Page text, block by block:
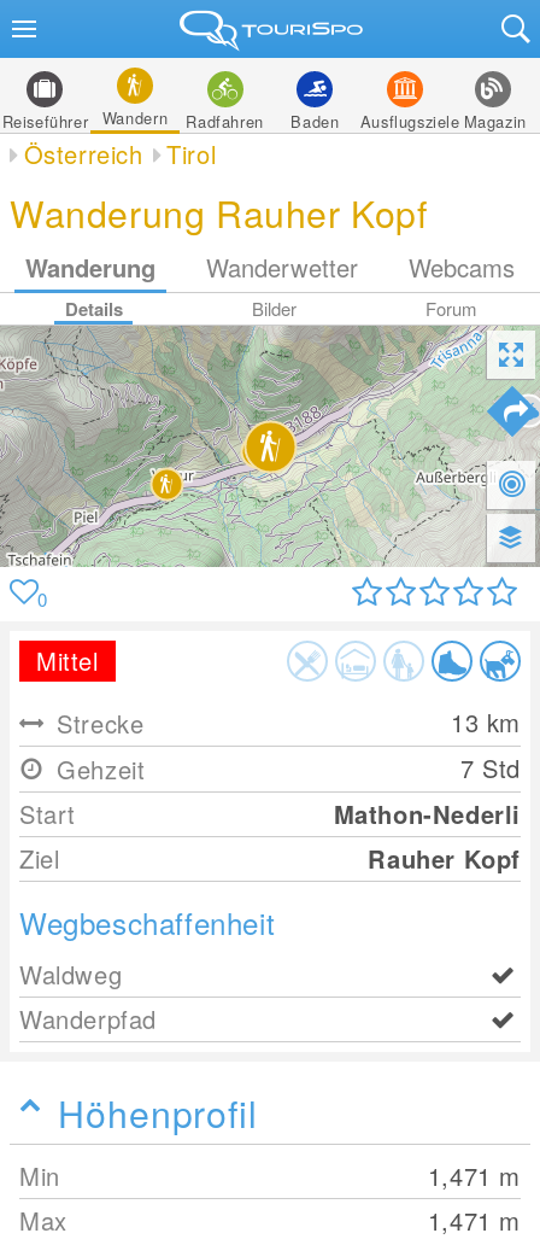
Reiseführer Wandern Radfahren Baden Ausflugsziele Magazin
Österreich Tirol
Wanderung Rauher Kopf
Wanderung Wanderwetter Webcams
Details Bilder Forum
0
Mittel
Strecke
13 km
Gehzeit
7 Std
Start
Mathon-Nederli
Ziel
Rauher Kopf
Wegbeschaffenheit
Waldweg
Wanderpfad
Höhenprofil
Min 1,471 m
Max
1,471 m